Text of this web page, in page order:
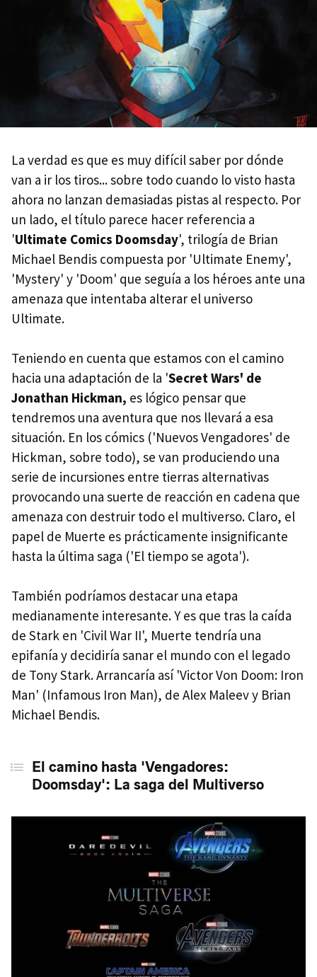
La verdad es que es muy difícil saber por dónde
van a ir los tiros... sobre todo cuando lo visto hasta
ahora no lanzan demasiadas pistas al respecto. Por
un lado, el título parece hacer referencia a
'Ultimate Comics Doomsday', trilogía de Brian
Michael Bendis compuesta por 'Ultimate Enemy',
'Mystery' y 'Doom' que seguía a los héroes ante una
amenaza que intentaba alterar el universo
Ultimate.
Teniendo en cuenta que estamos con el camino
hacia una adaptación de la 'Secret Wars' de
Jonathan Hickman, es lógico pensar que
tendremos una aventura que nos llevará a esa
situación. En los cómics ('Nuevos Vengadores' de
Hickman, sobre todo), se van produciendo una
serie de incursiones entre tierras alternativas
provocando una suerte de reacción en cadena que
amenaza con destruir todo el multiverso. Claro, el
papel de Muerte es prácticamente insignificante
hasta la última saga ('El tiempo se agota').
También podríamos destacar una etapa
medianamente interesante. Y es que tras la caída
de Stark en 'Civil War II', Muerte tendría una
epifanía y decidiría sanar el mundo con el legado
de Tony Stark. Arrancaría así 'Victor Von Doom: Iron
Man' (Infamous Iron Man), de Alex Maleev y Brian
Michael Bendis.
El camino hasta 'Vengadores:
Doomsday': La saga del Multiverso